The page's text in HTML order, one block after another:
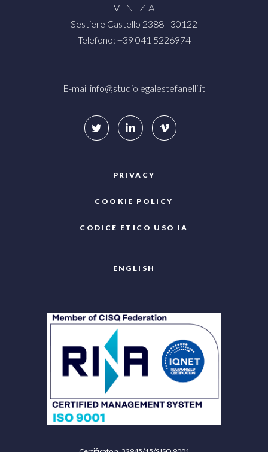
VENEZIA
Sestiere Castello 2388 - 30122
Telefono: +39 041 5226974
E-mail info@studiolegalestefanelli.it
PRIVACY
COOKIE POLICY
CODICE ETICO USO IA
ENGLISH